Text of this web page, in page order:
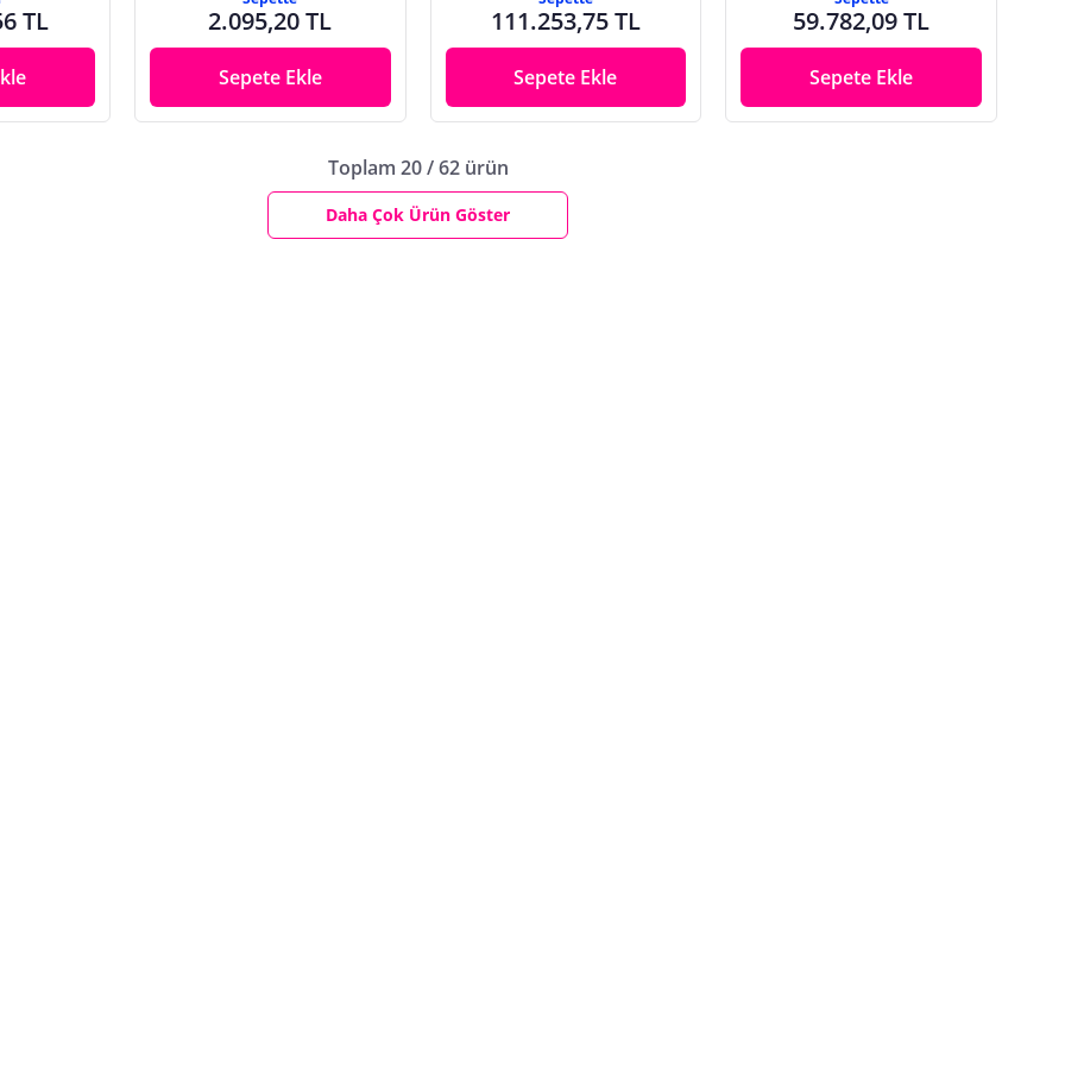
TL 2.095,20 TL
Sepete Ekle
111.253,75 TL
Sepete Ekle
59.782,09 TL
Sepete Ekle
Toplam 20 / 62 ürün
Daha Çok Ürün Göster